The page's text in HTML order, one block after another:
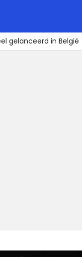
gelanceerd in België